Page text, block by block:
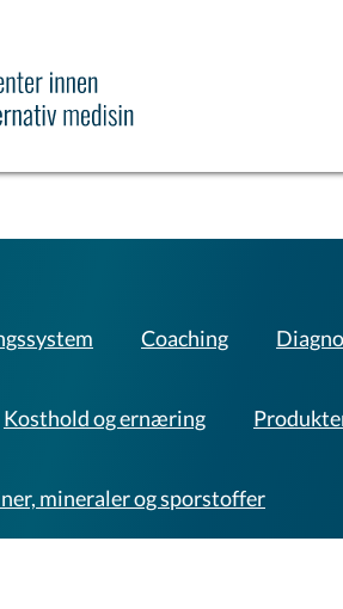
Coaching
Kosthold og ernæring
mineraler og sporstoffer